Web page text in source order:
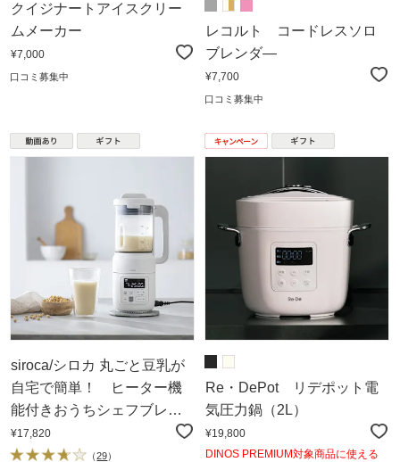
クイジナートアイスクリー
ムメーカー
¥7,000
口コミ募集中
レコルト コードレスソロ
ブレンダ―
¥7,700
口コミ募集中
siroca/シロカ 丸ごと豆乳が
自宅で簡単！ ヒーター機
能付きおうちシェフブレン
ダー スープジャー付き
¥17,820
（29）
Re・DePot リデポット電
気圧力鍋（2L）
¥19,800
DINOS PREMIUM対象商品に使える